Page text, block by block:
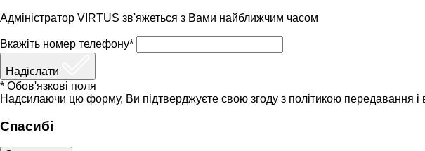
Адміністратор VIRTUS зв'яжеться з Вами найближчим часом
Вкажіть номер телефону*
Надіслати
* Обов'язкові поля
Надсилаючи цю форму, Ви підтверджуєте свою згоду з політикою передавання і
Спасибі